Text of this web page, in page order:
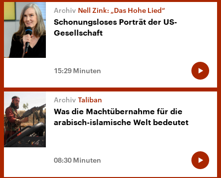
Nell Zink: „Das Hohe Lied“
Schonungsloses Porträt der US-
Gesellschaft
15:29 Minuten
Taliban
Was die Machtübernahme für die
arabisch-islamische Welt bedeutet
08:30 Minuten